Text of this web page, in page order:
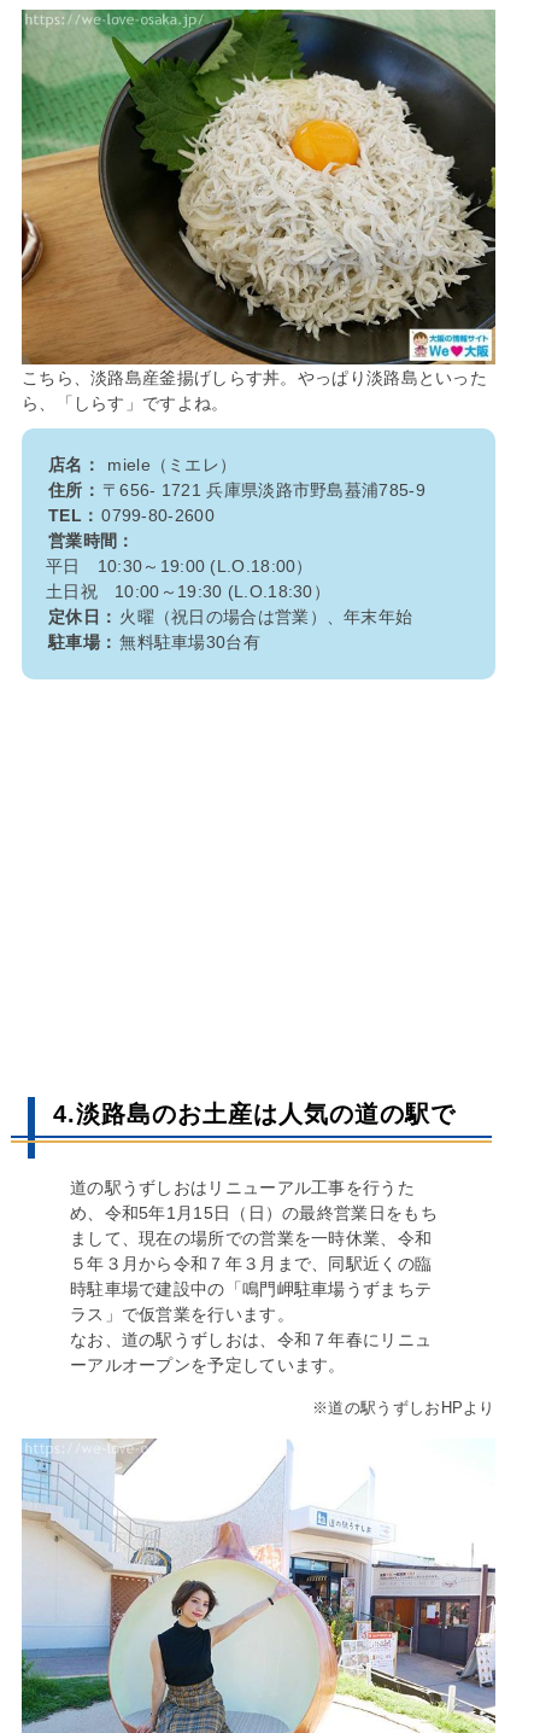
こちら、淡路島産釜揚げしらす丼。やっぱり淡路島といった
ら、「しらす」ですよね。
店名：
miele（ミエレ）
住所： 〒656- 1721 兵庫県淡路市野島蟇浦785-9
TEL： 0799-80-2600
営業時間：
平日 10:30～19:00 (L.O.18:00）
土日祝 10:00～19:30 (L.O.18:30）
定休日： 火曜（祝日の場合は営業）、年末年始
駐車場： 無料駐車場30台有
4.淡路島のお土産は人気の道の駅で
道の駅うずしおはリニューアル工事を行うた
め、令和5年1月15日（日）の最終営業日をもち
まして、現在の場所での営業を一時休業、令和
５年３月から令和７年３月まで、同駅近くの臨
時駐車場で建設中の「鳴門岬駐車場うずまちテ
ラス」で仮営業を行います。
なお、道の駅うずしおは、令和７年春にリニュ
ーアルオープンを予定しています。
※道の駅うずしおHPより